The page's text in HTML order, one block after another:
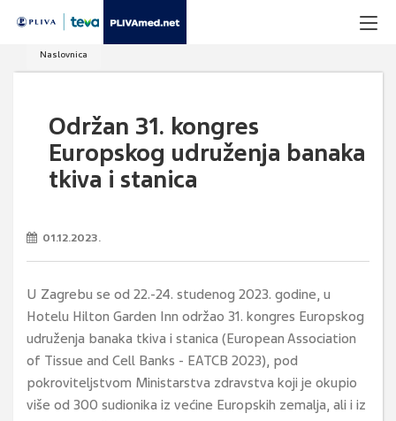
Naslovnica
Održan 31. kongres
Europskog udruženja banaka
tkiva i stanica
01.12.2023.
U Zagrebu se od 22.-24. studenog 2023. godine, u
Hotelu Hilton Garden Inn održao 31. kongres Europskog
udruženja banaka tkiva i stanica (European Association
of Tissue and Cell Banks - EATCB 2023), pod
pokroviteljstvom Ministarstva zdravstva koji je okupio
više od 300 sudionika iz većine Europskih zemalja, ali i iz